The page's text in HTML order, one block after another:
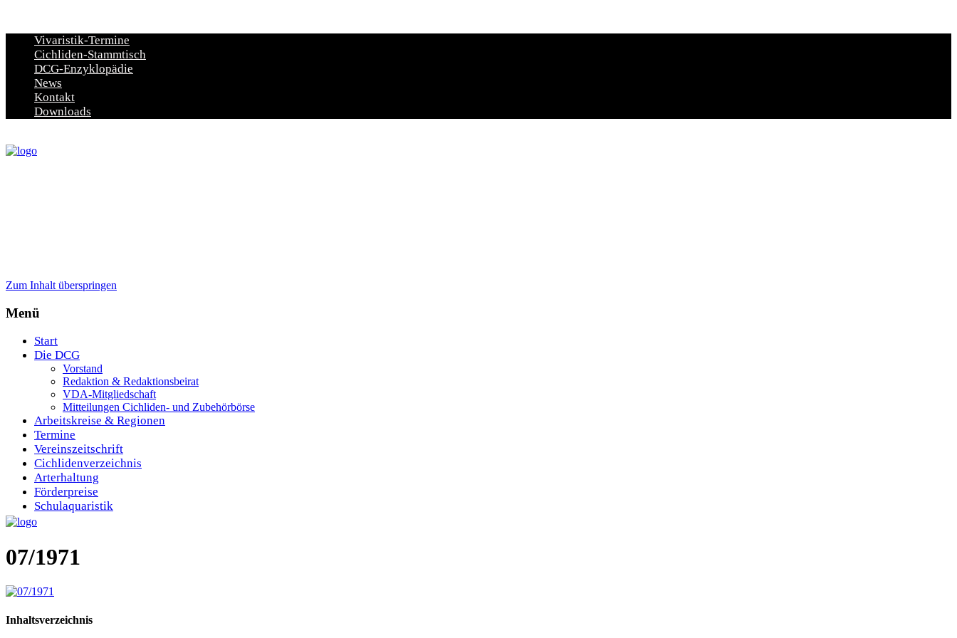
Vivaristik-Termine
Cichliden-Stammtisch
DCG-Enzyklopädie
News
Kontakt
Downloads
Zum Inhalt überspringen
Menü
Start
Die DCG
Vorstand
Redaktion & Redaktionsbeirat
VDA-Mitgliedschaft
Mitteilungen Cichliden- und Zubehörbörse
Arbeitskreise & Regionen
Termine
Vereinszeitschrift
Cichlidenverzeichnis
Arterhaltung
Förderpreise
Schulaquaristik
07/1971
Inhaltsverzeichnis